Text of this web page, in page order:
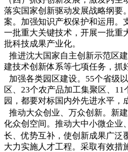
落实国家创新驱动发展战略纲要
案。加强知识产权保护和运用。
一批重大关键技术，开展一批重
批科技成果产业化。
推进沈大国家自主创新示范区
建技术创新体系等七项任务，抓
加强各类园区建设。55个省级
区、23个农产品加工集聚区、
园，都要对标国内外先进水平，
推动大众创业、万众创新。新
化众创空间。推动大中小微企业
长、优势互补，使创新成果广泛
大力实施人才工程。采取有效措